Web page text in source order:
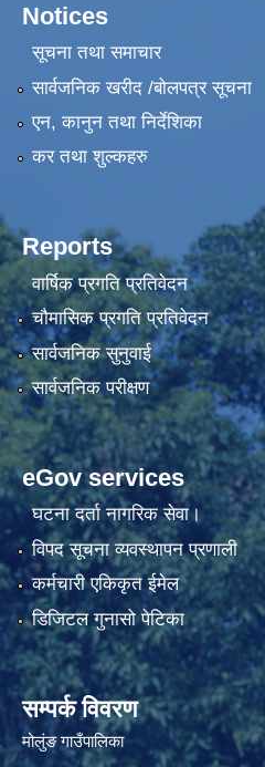
Notices
सूचना तथा समाचार
सार्वजनिक खरीद /बोलपत्र सूचना
एन, कानुन तथा निर्देशिका
कर तथा शुल्कहरु
Reports
वार्षिक प्रगति प्रतिवेदन
चौमासिक प्रगति प्रतिवेदन
सार्वजनिक सुनुवाई
सार्वजनिक परीक्षण
eGov services
घटना दर्ता नागरिक सेवा।
विपद सूचना व्यवस्थापन प्रणाली
कर्मचारी एकिकृत ईमेल
डिजिटल गुनासो पेटिका
सम्पर्क विवरण
मोलुंङ गाउँपालिका